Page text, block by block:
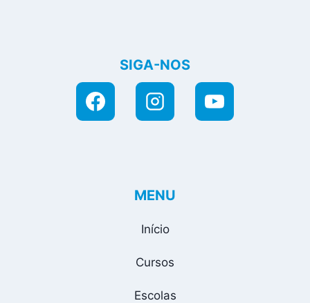
SIGA-NOS
MENU
Início
Cursos
Escolas